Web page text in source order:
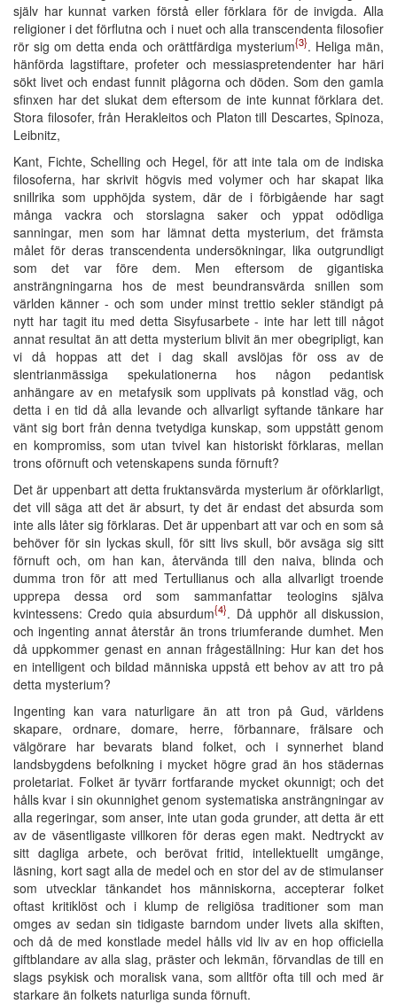
själv har kunnat varken förstå eller förklara för de invigda. Alla
religioner i det förflutna och i nuet och alla transcendenta filosofier
rör sig om detta enda och orättfärdiga mysterium{3}. Heliga män,
hänförda lagstiftare, profeter och messiaspretendenter har häri
sökt livet och endast funnit plågorna och döden. Som den gamla
sfinxen har det slukat dem eftersom de inte kunnat förklara det.
Stora filosofer, från Herakleitos och Platon till Descartes, Spinoza,
Leibnitz,
Kant, Fichte, Schelling och Hegel, för att inte tala om de indiska
filosoferna, har skrivit högvis med volymer och har skapat lika
snillrika som upphöjda system, där de i förbigående har sagt
många vackra och storslagna saker och yppat odödliga
sanningar, men som har lämnat detta mysterium, det främsta
målet för deras transcendenta undersökningar, lika outgrundligt
som det var före dem. Men eftersom de gigantiska
ansträngningarna hos de mest beundransvärda snillen som
världen känner - och som under minst trettio sekler ständigt på
nytt har tagit itu med detta Sisyfusarbete - inte har lett till något
annat resultat än att detta mysterium blivit än mer obegripligt, kan
vi då hoppas att det i dag skall avslöjas för oss av de
slentrianmässiga spekulationerna hos någon pedantisk
anhängare av en metafysik som upplivats på konstlad väg, och
detta i en tid då alla levande och allvarligt syftande tänkare har
vänt sig bort från denna tvetydiga kunskap, som uppstått genom
en kompromiss, som utan tvivel kan historiskt förklaras, mellan
trons oförnuft och vetenskapens sunda förnuft?
Det är uppenbart att detta fruktansvärda mysterium är oförklarligt,
det vill säga att det är absurt, ty det är endast det absurda som
inte alls låter sig förklaras. Det är uppenbart att var och en som så
behöver för sin lyckas skull, för sitt livs skull, bör avsäga sig sitt
förnuft och, om han kan, återvända till den naiva, blinda och
dumma tron för att med Tertullianus och alla allvarligt troende
upprepa dessa ord som sammanfattar teologins själva
kvintessens: Credo quia absurdum{4}. Då upphör all diskussion,
och ingenting annat återstår än trons triumferande dumhet. Men
då uppkommer genast en annan frågeställning: Hur kan det hos
en intelligent och bildad människa uppstå ett behov av att tro på
detta mysterium?
Ingenting kan vara naturligare än att tron på Gud, världens
skapare, ordnare, domare, herre, förbannare, frälsare och
välgörare har bevarats bland folket, och i synnerhet bland
landsbygdens befolkning i mycket högre grad än hos städernas
proletariat. Folket är tyvärr fortfarande mycket okunnigt; och det
hålls kvar i sin okunnighet genom systematiska ansträngningar av
alla regeringar, som anser, inte utan goda grunder, att detta är ett
av de väsentligaste villkoren för deras egen makt. Nedtryckt av
sitt dagliga arbete, och berövat fritid, intellektuellt umgänge,
läsning, kort sagt alla de medel och en stor del av de stimulanser
som utvecklar tänkandet hos människorna, accepterar folket
oftast kritiklöst och i klump de religiösa traditioner som man
omges av sedan sin tidigaste barndom under livets alla skiften,
och då de med konstlade medel hålls vid liv av en hop officiella
giftblandare av alla slag, präster och lekmän, förvandlas de till en
slags psykisk och moralisk vana, som alltför ofta till och med är
starkare än folkets naturliga sunda förnuft.